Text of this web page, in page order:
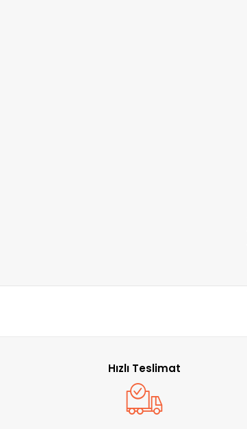
Hızlı Teslimat